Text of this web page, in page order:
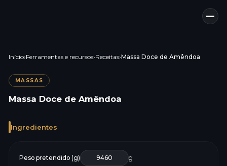
Início›Ferramentas e recursos›Receitas›Massa Doce de Amêndoa
MASSAS
Massa Doce de Amêndoa
Ingredientes
Peso pretendido (g) g